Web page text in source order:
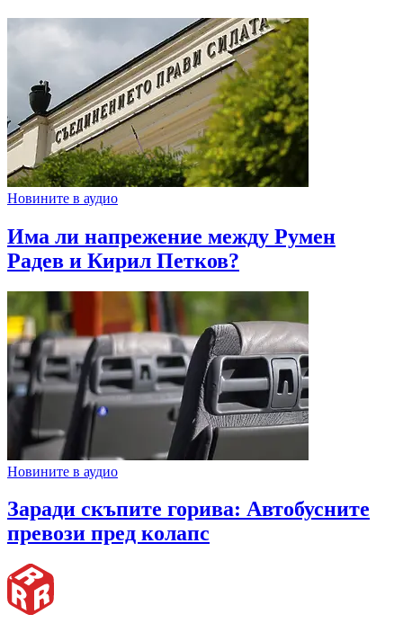
Новините в аудио
Има ли напрежение между Румен
Радев и Кирил Петков?
Новините в аудио
Заради скъпите горива: Автобусните
превози пред колапс